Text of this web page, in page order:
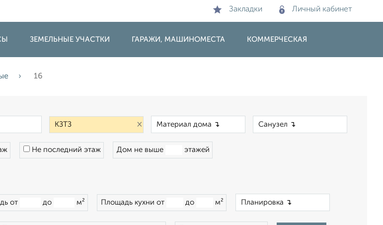
Закладки Личный кабинет
ЗЕМЕЛЬНЫЕ УЧАСТКИ ГАРАЖИ, МАШИНОМЕСТА КОММЕРЧЕСКАЯ
16
×
Не последний этаж Дом не выше этажей
от до м² Площадь кухни от до м²